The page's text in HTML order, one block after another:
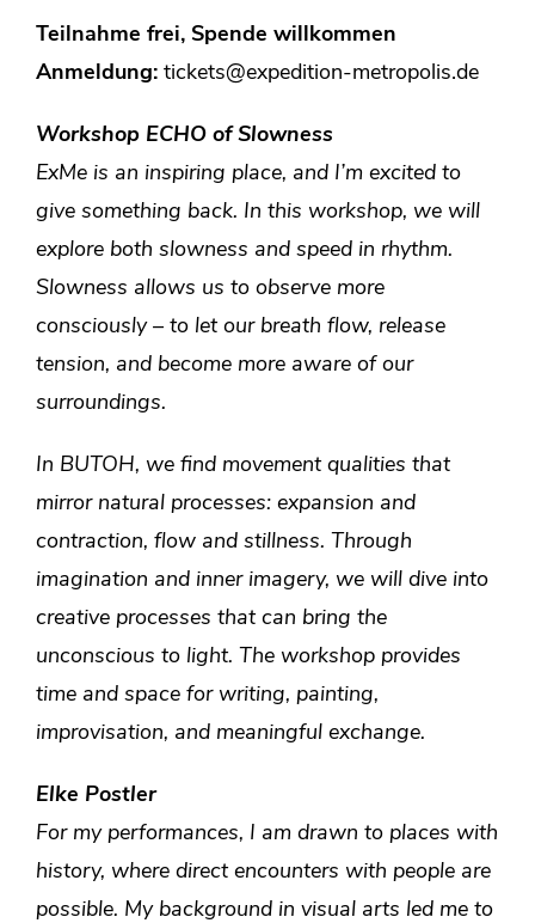
Teilnahme frei, Spende willkommen
Anmeldung: tickets@expedition-metropolis.de
Workshop ECHO of Slowness
ExMe is an inspiring place, and I’m excited to
give something back. In this workshop, we will
explore both slowness and speed in rhythm.
Slowness allows us to observe more
consciously – to let our breath flow, release
tension, and become more aware of our
surroundings.
In BUTOH, we find movement qualities that
mirror natural processes: expansion and
contraction, flow and stillness. Through
imagination and inner imagery, we will dive into
creative processes that can bring the
unconscious to light. The workshop provides
time and space for writing, painting,
improvisation, and meaningful exchange.
Elke Postler
For my performances, I am drawn to places with
history, where direct encounters with people are
possible. My background in visual arts led me to